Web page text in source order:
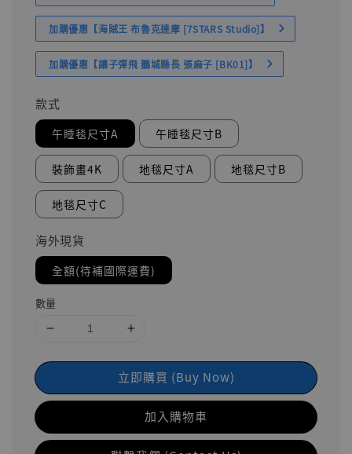
加購優惠【海賊王 布魯克達摩 [7STARS Studio]】
加購優惠【讓子彈飛 鵝城縣長 張麻子 [BK01]】
款式
午睡毯尺寸A 午睡毯尺寸B
裝飾畫4K 地毯尺寸A 地毯尺寸B
地毯尺寸C
海外現貨
全額(待補國際運費)
數量
立即購買 (Buy Now)
加入購物車